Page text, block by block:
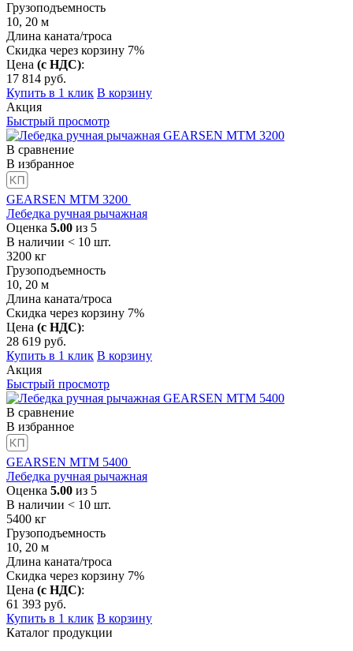
Грузоподъемность
10, 20 м
Длина каната/троса
Скидка через корзину 7%
Цена (с НДС):
17 814 руб.
Купить в 1 клик В корзину
Акция
Быстрый просмотр
В сравнение
В избранное
GEARSEN MTM 3200
Лебедка ручная рычажная
Оценка 5.00 из 5
В наличии < 10 шт.
3200 кг
Грузоподъемность
10, 20 м
Длина каната/троса
Скидка через корзину 7%
Цена (с НДС):
28 619 руб.
Купить в 1 клик В корзину
Акция
Быстрый просмотр
В сравнение
В избранное
GEARSEN MTM 5400
Лебедка ручная рычажная
Оценка 5.00 из 5
В наличии < 10 шт.
5400 кг
Грузоподъемность
10, 20 м
Длина каната/троса
Скидка через корзину 7%
Цена (с НДС):
61 393 руб.
Купить в 1 клик В корзину
Каталог продукции